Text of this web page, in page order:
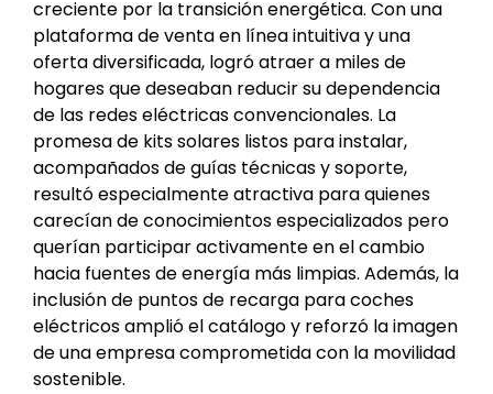
creciente por la transición energética. Con una
plataforma de venta en línea intuitiva y una
oferta diversificada, logró atraer a miles de
hogares que deseaban reducir su dependencia
de las redes eléctricas convencionales. La
promesa de kits solares listos para instalar,
acompañados de guías técnicas y soporte,
resultó especialmente atractiva para quienes
carecían de conocimientos especializados pero
querían participar activamente en el cambio
hacia fuentes de energía más limpias. Además, la
inclusión de puntos de recarga para coches
eléctricos amplió el catálogo y reforzó la imagen
de una empresa comprometida con la movilidad
sostenible.